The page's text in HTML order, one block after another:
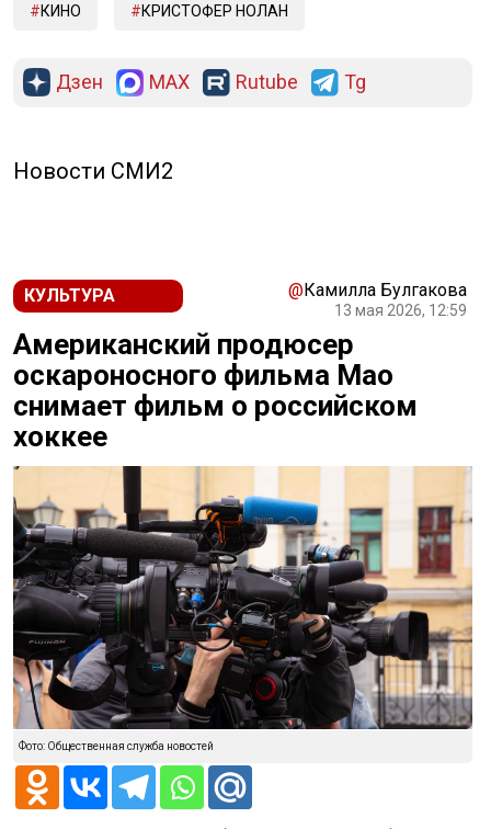
КИНО КРИСТОФЕР НОЛАН
Дзен MAX Rutube Tg
Новости СМИ2
КУЛЬТУРА @Камилла Булгакова
13 мая 2026, 12:59
Американский продюсер
оскароносного фильма Мао
снимает фильм о российском
хоккее
Фото: Общественная служба новостей